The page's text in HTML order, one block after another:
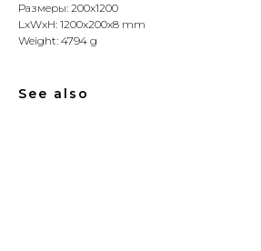
Размеры: 200x1200
LxWxH: 1200x200x8 mm
Weight: 4794 g
See also